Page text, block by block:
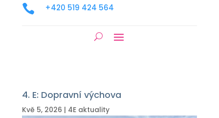
 +420 519 424 564
4. E: Dopravní výchova
Kvě 5, 2026 | 4E aktuality